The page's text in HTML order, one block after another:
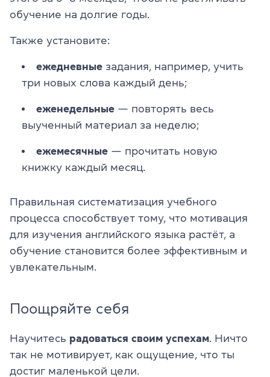
обучение на долгие годы.
Также установите:
ежедневные задания, например, учить
три новых слова каждый день;
еженедельные — повторять весь
выученный материал за неделю;
ежемесячные — прочитать новую
книжку каждый месяц.
Правильная систематизация учебного
процесса способствует тому, что мотивация
для изучения английского языка растёт, а
обучение становится более эффективным и
увлекательным.
Поощряйте себя
Научитесь радоваться своим успехам . Ничто
так не мотивирует, как ощущение, что ты
достиг маленькой цели.